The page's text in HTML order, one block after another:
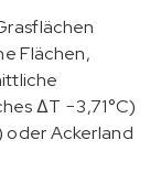
Flächen,
∆T −3,71°C)
oder Ackerland